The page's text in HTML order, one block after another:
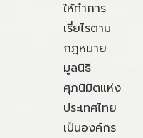
ให้ทำการ
เรี่ยไรตาม
กฎหมาย
มูลนิธิ
ศุภนิมิตแห่ง
ประเทศไทย
เป็นองค์กร